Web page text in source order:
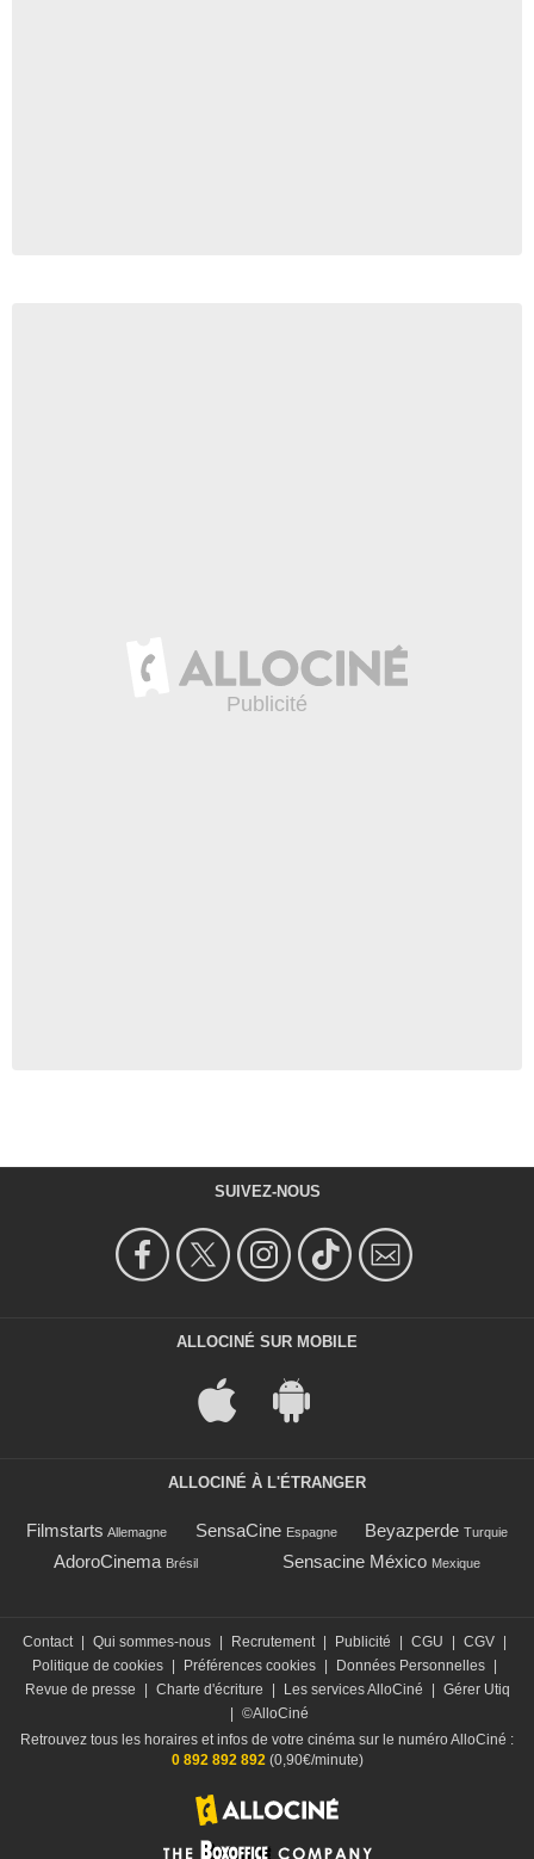
SUIVEZ-NOUS
ALLOCINÉ SUR MOBILE
ALLOCINÉ À L'ÉTRANGER
Filmstarts Allemagne SensaCine Espagne Beyazperde Turquie
AdoroCinema Brésil Sensacine México Mexique
Contact | Qui sommes-nous | Recrutement | Publicité | CGU | CGV |
Politique de cookies | Préférences cookies | Données Personnelles |
Revue de presse
| Charte d'écriture | Les services AlloCiné | Gérer Utiq
| ©AlloCiné
Retrouvez tous les horaires et infos de votre cinéma sur le numéro AlloCiné :
0 892 892 892 (0,90€/minute)